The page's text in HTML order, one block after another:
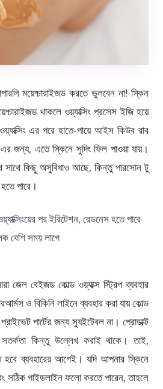
ময়েশ্চারাইজড করতে ভুলবেন না! স্কিন
থাকলে ওয়্যাক্সিং প্রসেস ইজি হয়ে
এর পরে হাতে-পায়ে আইস কিউব রাব
জন্য, এতে স্কিনে সুদিং ফিল পাওয়া যায়।
সাথে কিছু অসুবিধাও আছে, কিন্তু পারসোন টু
পারে।
পর ইরিটেশন, রেডনেস হতে পারে
বেশি সময় লাগে
জেল বেইজড কোল্ড ওয়্যাক্স স্ট্রিপ ব্যবহার
ও বিকিনি লাইনে ব্যবহার করা যায় কোল্ড
পার্টের জন্য স্যুইটেবল না। প্রোডাক্ট
সতর্কতা কিন্তু উল্লেখ করাই থাকে। তাই,
হবে ব্যবহারের আগেই। যদি আপনার স্কিনে
সঠিক গাইডলাইন ফলো করতে পারেন, তাহলে